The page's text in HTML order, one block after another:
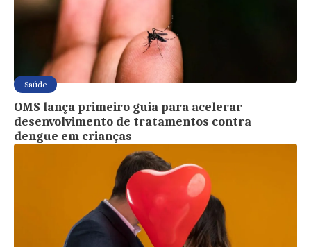
Saúde
OMS lança primeiro guia para acelerar
desenvolvimento de tratamentos contra
dengue em crianças